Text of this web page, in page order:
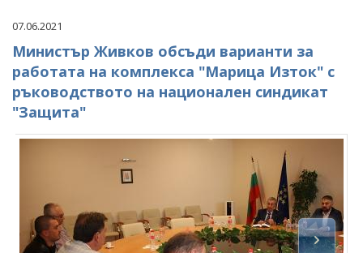
ПРЕДСТОЯЩИ СЪБИТИЯ
ЗА ОБЩЕСТВЕНО ОБСЪЖДАНЕ
ПРОЕКТИ ЗА ОБЩЕСТВЕНО ОБСЪЖДАНЕ
ЗАВЪРШИЛИ ПРОЦЕДУРИ ЗА ОБЩЕСТВЕНО
ПАРЛАМЕНТАРЕН КОНТРОЛ
07.06.2021
Министър Живков обсъди варианти за
работата на комплекса "Марица Изток" с
ръководството на национален синдикат
"Защита"